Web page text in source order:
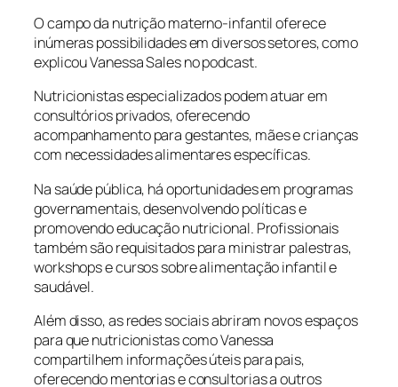
O campo da nutrição materno-infantil oferece
inúmeras possibilidades em diversos setores, como
explicou Vanessa Sales no podcast.
Nutricionistas especializados podem atuar em
consultórios privados, oferecendo
acompanhamento para gestantes, mães e crianças
com necessidades alimentares específicas.
Na saúde pública, há oportunidades em programas
governamentais, desenvolvendo políticas e
promovendo educação nutricional. Profissionais
também são requisitados para ministrar palestras,
workshops e cursos sobre alimentação infantil e
saudável.
Além disso, as redes sociais abriram novos espaços
para que nutricionistas como Vanessa
compartilhem informações úteis para pais,
oferecendo mentorias e consultorias a outros